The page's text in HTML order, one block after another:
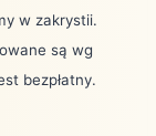
w zakrystii.
są wg
bezpłatny.